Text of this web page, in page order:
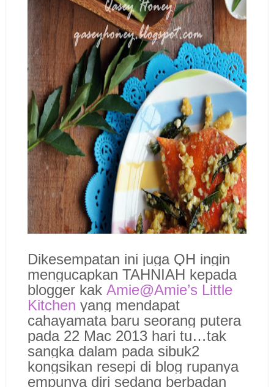
Dikesempatan ini juga QH ingin
mengucapkan TAHNIAH kepada
blogger kak Amie@Amie’s Little
Kitchen yang mendapat
cahayamata baru seorang putera
pada 22 Mac 2013 hari tu…tak
sangka dalam pada sibuk2
kongsikan resepi di blog rupanya
empunya diri sedang berbadan